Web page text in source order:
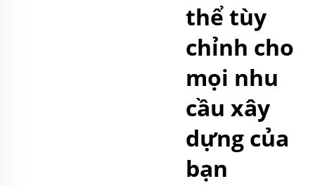
thể tùy
chỉnh cho
mọi nhu
cầu xây
dựng của
bạn